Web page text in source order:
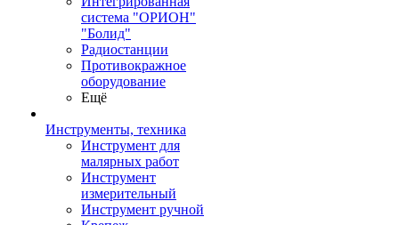
система "ОРИОН"
"Болид"
Радиостанции
Противокражное
оборудование
Ещё
Инструменты, техника
Инструмент для
малярных работ
Инструмент
измерительный
Инструмент ручной